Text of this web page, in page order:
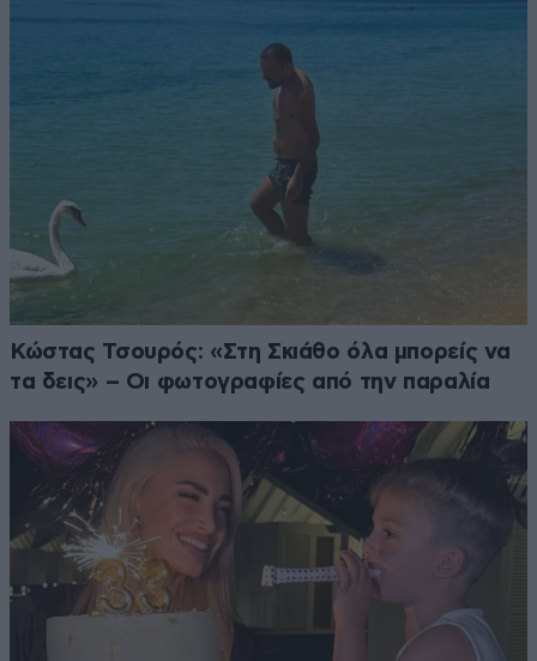
Κώστας Τσουρός: «Στη Σκιάθο όλα μπορείς να
τα δεις» – Οι φωτογραφίες από την παραλία